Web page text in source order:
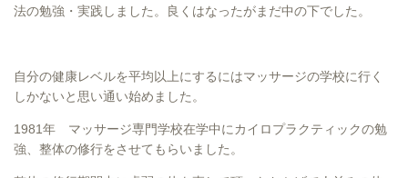
法の勉強・実践しました。良くはなったがまだ中の下でした。
自分の健康レベルを平均以上にするにはマッサージの学校に行く
しかないと思い通い始めました。
1981年 マッサージ専門学校在学中にカイロプラクティックの勉
強、整体の修行をさせてもらいました。